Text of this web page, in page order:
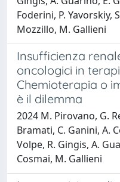
Foderini, P. Yavorskiy,
Mozzillo, M. Gallieni
Insufficienza
oncologici in
Chemioterapia o
è il dilemma
2024 M. Pirovano, G.
Bramati, C. Ganini, A.
Volpe, R. Gingis, A.
Cosmai, M. Gallieni